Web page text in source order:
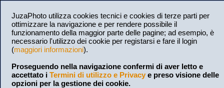
JuzaPhoto utilizza cookies tecnici e cookies di terze parti per
ottimizzare la navigazione e per rendere possibile il
funzionamento della maggior parte delle pagine; ad esempio, è
necessario l'utilizzo dei cookie per registarsi e fare il login
(maggiori informazioni).
Proseguendo nella navigazione confermi di aver letto e
accettato i Termini di utilizzo e Privacy e preso visione delle
opzioni per la gestione dei cookie.